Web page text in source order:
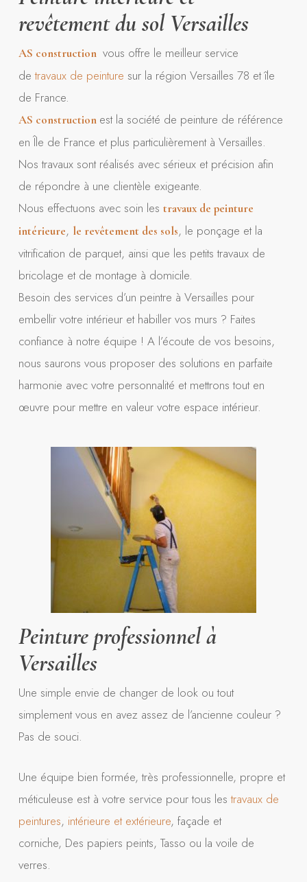
revêtement du sol Versailles
AS construction vous offre le meilleur service
detravaux de peinture sur la région Versailles 78 et île
de France.
AS construction est la société de peinture de référence
en Île de France et plus particulièrement à Versailles.
Nos travaux sont réalisés avec sérieux et précision afin
de répondre à une clientèle exigeante.
Nous effectuons avec soin les travaux de peinture
intérieure, le revêtement des sols, le ponçage et la
vitrification de parquet, ainsi que les petits travaux de
bricolage et de montage à domicile.
Besoin des services d’un peintre à Versailles pour
embellir votre intérieur et habiller vos murs ? Faites
confiance à notre équipe ! A l’écoute de vos besoins,
nous saurons vous proposer des solutions en parfaite
harmonie avec votre personnalité et mettrons tout en
œuvre pour mettre en valeur votre espace intérieur.
Peinture professionnel à
Versailles
Une simple envie de changer de look ou tout
simplement vous en avez assez de l’ancienne couleur ?
Pas de souci.
Une équipe bien formée, très professionnelle, propre et
méticuleuse est à votre service pour tous lestravaux de
peintures, intérieure et extérieure, façade et
corniche, Des papiers peints, Tasso ou la voile de
verres.